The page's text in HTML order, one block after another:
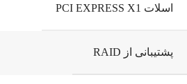
اسلات PCI EXPRESS X1
پشتیبانی از RAID